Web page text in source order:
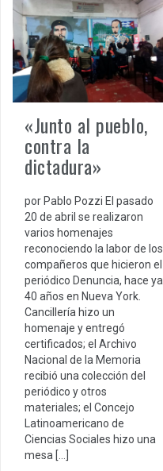
«Junto al pueblo,
contra la
dictadura»
por Pablo Pozzi El pasado
20 de abril se realizaron
varios homenajes
reconociendo la labor de los
compañeros que hicieron el
periódico Denuncia, hace ya
40 años en Nueva York.
Cancillería hizo un
homenaje y entregó
certificados; el Archivo
Nacional de la Memoria
recibió una colección del
periódico y otros
materiales; el Concejo
Latinoamericano de
Ciencias Sociales hizo una
mesa […]